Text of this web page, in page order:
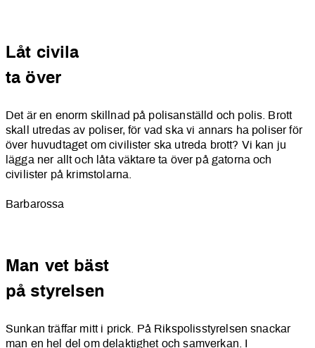
Låt civila
ta över
Det är en enorm skillnad på polisanställd och polis. Brott
skall utredas av poliser, för vad ska vi annars ha poliser för
över huvudtaget om civilister ska utreda brott? Vi kan ju
lägga ner allt och låta väktare ta över på gatorna och
civilister på krimstolarna.
Barbarossa
Man vet bäst
på styrelsen
Sunkan träffar mitt i prick. På Rikspolisstyrelsen snackar
man en hel del om delaktighet och samverkan. I